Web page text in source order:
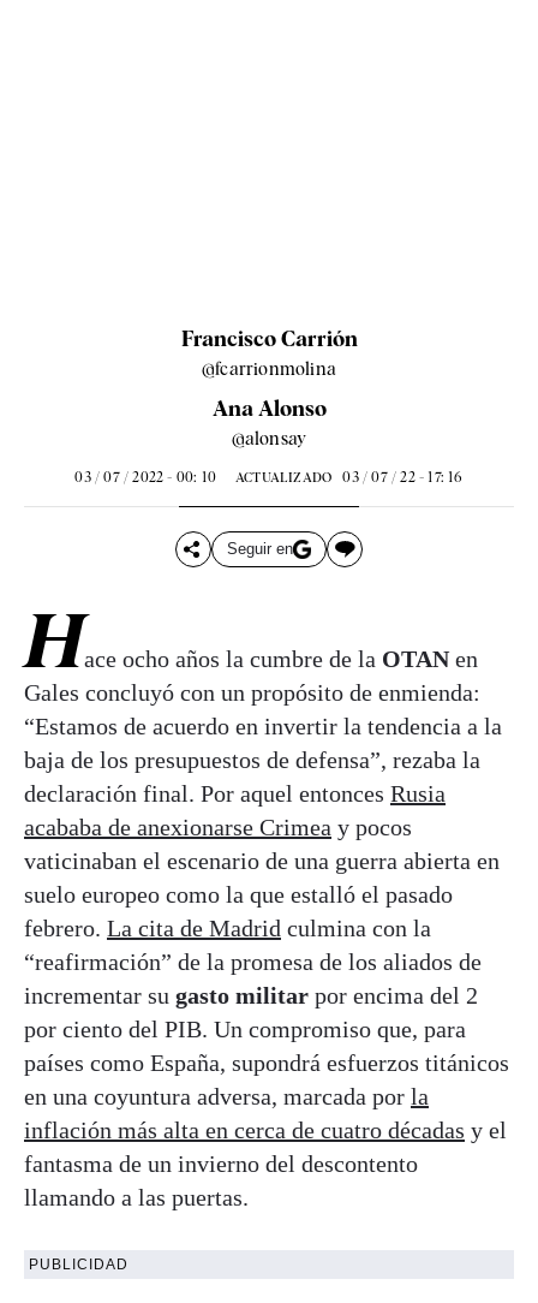
Francisco Carrión
@fcarrionmolina
Ana Alonso
@alonsay
03 / 07 / 2022 - 00: 10 ACTUALIZADO 03 / 07 / 22 - 17: 16
Seguir en
Hace ocho años la cumbre de la OTANen
Gales concluyó con un propósito de enmienda:
“Estamos de acuerdo en invertir la tendencia a la
baja de los presupuestos de defensa”, rezaba la
declaración final. Por aquel entonces Rusia
acababa de anexionarse Crimea y pocos
vaticinaban el escenario de una guerra abierta en
suelo europeo como la que estalló el pasado
febrero. La cita de Madrid culmina con la
“reafirmación” de la promesa de los aliados de
incrementar su gasto militar por encima del 2
por ciento del PIB. Un compromiso que, para
países como España, supondrá esfuerzos titánicos
en una coyuntura adversa, marcada por la
inflación más alta en cerca de cuatro décadas y el
fantasma de un invierno del descontento
llamando a las puertas.
PUBLICIDAD